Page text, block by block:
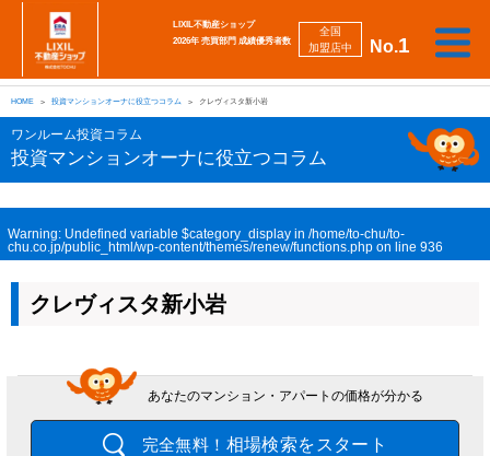
No.1
全国
加盟店中
LIXIL不動産ショップ
2026年 売買部門 成績優秀者数
売
り
た
い
買
い
た
い
相
談
し
た
い
勉
強
し
た
い
強
み
会
社
案
採
用
情
査定
HOME 投資マンションオーナに役立つコラム クレヴィスタ新小岩
ワンルーム投資コラム
投資マンションオーナに役立つコラム
Warning: Undefined variable $category_display in /home/to-chu/to-
chu.co.jp/public_html/wp-content/themes/renew/functions.php on line 936
クレヴィスタ新小岩
あなたのマンション・アパートの価格が分かる
完全無料！ 相場検索をスタート